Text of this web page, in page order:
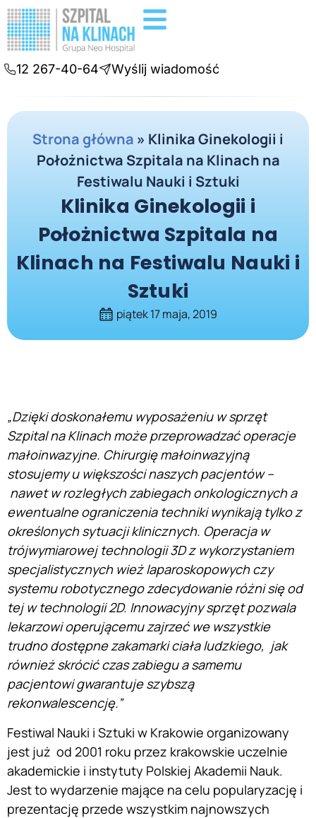
12 267-40-64 Wyślij wiadomość
Strona główna » Klinika Ginekologii i
Położnictwa Szpitala na Klinach na
Festiwalu Nauki i Sztuki
Klinika Ginekologii i
Położnictwa Szpitala na
Klinach na Festiwalu Nauki i
Sztuki
piątek 17 maja, 2019
„Dzięki doskonałemu wyposażeniu w sprzęt
Szpital na Klinach może przeprowadzać operacje
małoinwazyjne. Chirurgię małoinwazyjną
stosujemy u większości naszych pacjentów –
nawet w rozległych zabiegach onkologicznych a
ewentualne ograniczenia techniki wynikają tylko z
określonych sytuacji klinicznych. Operacja w
trójwymiarowej technologii 3D z wykorzystaniem
specjalistycznych wież laparoskopowych czy
systemu robotycznego zdecydowanie różni się od
tej w technologii 2D. Innowacyjny sprzęt pozwala
lekarzowi operującemu zajrzeć we wszystkie
trudno dostępne zakamarki ciała ludzkiego, jak
również skrócić czas zabiegu a samemu
pacjentowi gwarantuje szybszą
rekonwalescencję.”
Festiwal Nauki i Sztuki w Krakowie organizowany
jest już od 2001 roku przez krakowskie uczelnie
akademickie i instytuty Polskiej Akademii Nauk.
Jest to wydarzenie mające na celu popularyzację i
prezentację przede wszystkim najnowszych